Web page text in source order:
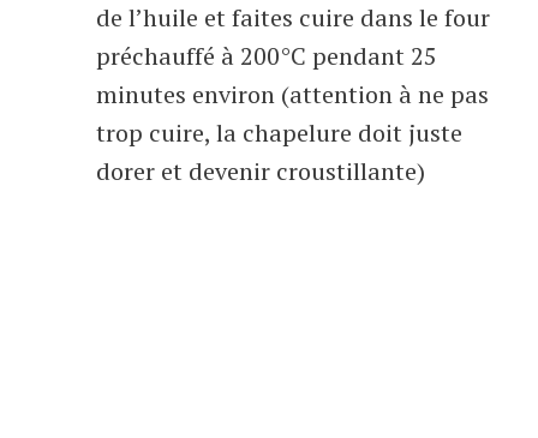
de l’huile et faites cuire dans le four
préchauffé à 200°C pendant 25
minutes environ (attention à ne pas
trop cuire, la chapelure doit juste
dorer et devenir croustillante)